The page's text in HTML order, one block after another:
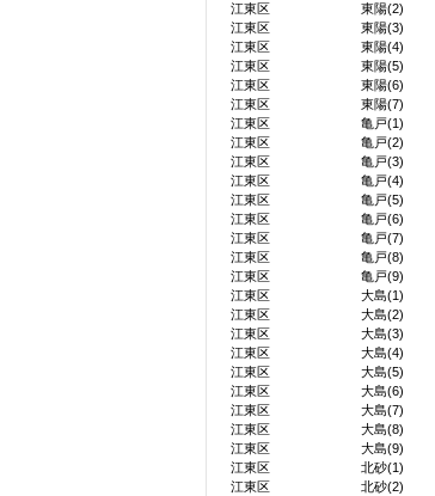
江東区
東陽(2)
江東区
東陽(3)
江東区
東陽(4)
江東区
東陽(5)
江東区
東陽(6)
江東区
東陽(7)
江東区
亀戸(1)
江東区
亀戸(2)
江東区
亀戸(3)
江東区
亀戸(4)
江東区
亀戸(5)
江東区
亀戸(6)
江東区
亀戸(7)
江東区
亀戸(8)
江東区
亀戸(9)
江東区
大島(1)
江東区
大島(2)
江東区
大島(3)
江東区
大島(4)
江東区
大島(5)
江東区
大島(6)
江東区
大島(7)
江東区
大島(8)
江東区
大島(9)
江東区
北砂(1)
江東区
北砂(2)